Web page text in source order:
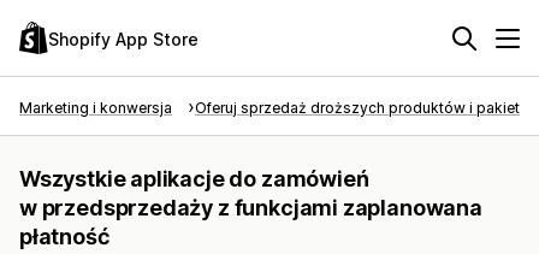
Shopify App Store
Marketing i konwersja Oferuj sprzedaż droższych produktów i
Wszystkie aplikacje do zamówień
w przedsprzedaży z funkcjami zaplanowana
płatność